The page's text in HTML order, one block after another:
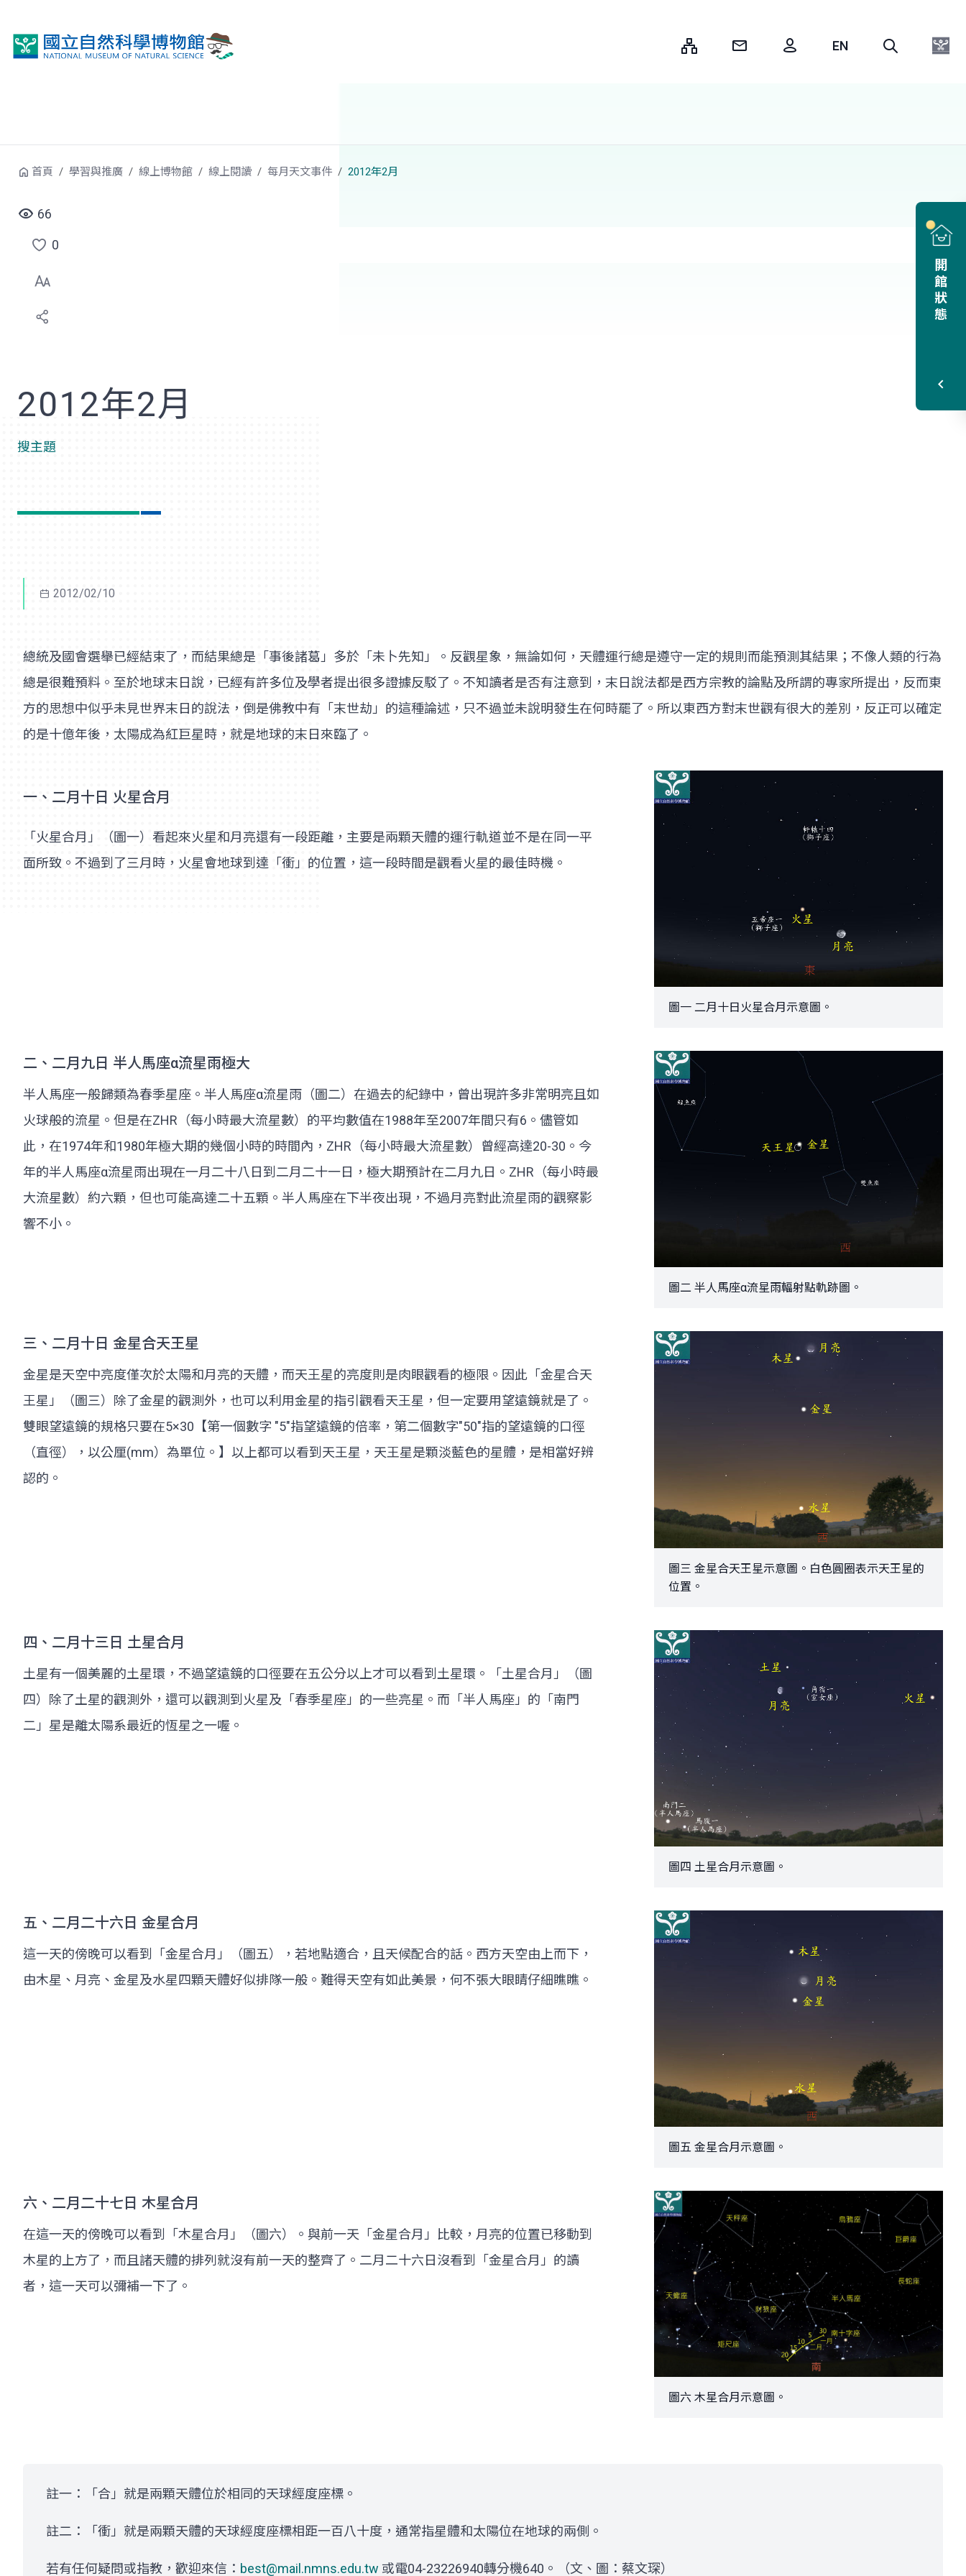
開館狀態
首頁 學習與推廣 線上博物館 線上閱讀 每月天文事件 2012年2月
66
點
選
喜
0
2012年2月
搜主題
2012/02/10
總統及國會選舉已經結束了，而結果總是「事後諸葛」多於「未卜先知」。反觀星象，無論如何，天體運行總是遵守一定的規則而能預測其結果；不像人類的行為
總是很難預料。至於地球末日說，已經有許多位及學者提出很多證據反駁了。不知讀者是否有注意到，末日說法都是西方宗教的論點及所謂的專家所提出，反而東
方的思想中似乎未見世界末日的說法，倒是佛教中有「末世劫」的這種論述，只不過並未說明發生在何時罷了。所以東西方對末世觀有很大的差別，反正可以確定
的是十億年後，太陽成為紅巨星時，就是地球的末日來臨了。
一、二月十日 火星合月
「火星合月」（圖一）看起來火星和月亮還有一段距離，主要是兩顆天體的運行軌道並不是在同一平
面所致。不過到了三月時，火星會地球到達「衝」的位置，這一段時間是觀看火星的最佳時機。
圖一 二月十日火星合月示意圖。
二、二月九日 半人馬座α流星雨極大
半人馬座一般歸類為春季星座。半人馬座α流星雨（圖二）在過去的紀錄中，曾出現許多非常明亮且如
火球般的流星。但是在ZHR（每小時最大流星數）的平均數值在1988年至2007年間只有6。儘管如
此，在1974年和1980年極大期的幾個小時的時間內，ZHR（每小時最大流星數）曾經高達20-30。今
年的半人馬座α流星雨出現在一月二十八日到二月二十一日，極大期預計在二月九日。ZHR（每小時最
大流星數）約六顆，但也可能高達二十五顆。半人馬座在下半夜出現，不過月亮對此流星雨的觀察影
響不小。
圖二 半人馬座α流星雨輻射點軌跡圖。
三、二月十日 金星合天王星
金星是天空中亮度僅次於太陽和月亮的天體，而天王星的亮度則是肉眼觀看的極限。因此「金星合天
王星」（圖三）除了金星的觀測外，也可以利用金星的指引觀看天王星，但一定要用望遠鏡就是了。
雙眼望遠鏡的規格只要在5×30【第一個數字 "5"指望遠鏡的倍率，第二個數字"50"指的望遠鏡的口徑
（直徑），以公厘(mm）為單位。】以上都可以看到天王星，天王星是顆淡藍色的星體，是相當好辨
認的。
圖三 金星合天王星示意圖。白色圓圈表示天王星的
位置。
四、二月十三日 土星合月
土星有一個美麗的土星環，不過望遠鏡的口徑要在五公分以上才可以看到土星環。「土星合月」（圖
四）除了土星的觀測外，還可以觀測到火星及「春季星座」的一些亮星。而「半人馬座」的「南門
二」星是離太陽系最近的恆星之一喔。
圖四 土星合月示意圖。
五、二月二十六日 金星合月
這一天的傍晚可以看到「金星合月」（圖五），若地點適合，且天候配合的話。西方天空由上而下，
由木星、月亮、金星及水星四顆天體好似排隊一般。難得天空有如此美景，何不張大眼睛仔細瞧瞧。
圖五 金星合月示意圖。
六、二月二十七日 木星合月
在這一天的傍晚可以看到「木星合月」（圖六）。與前一天「金星合月」比較，月亮的位置已移動到
木星的上方了，而且諸天體的排列就沒有前一天的整齊了。二月二十六日沒看到「金星合月」的讀
者，這一天可以彌補一下了。
圖六 木星合月示意圖。
註一：「合」就是兩顆天體位於相同的天球經度座標。
註二：「衝」就是兩顆天體的天球經度座標相距一百八十度，通常指星體和太陽位在地球的兩側。
若有任何疑問或指教，歡迎來信： best@mail.nmns.edu.tw 或電04-23226940轉分機640。（文、圖：蔡文琛）